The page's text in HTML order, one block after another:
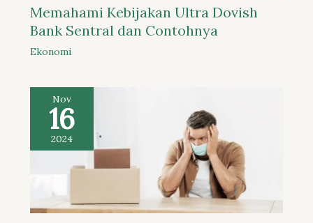
Memahami Kebijakan Ultra Dovish
Bank Sentral dan Contohnya
Ekonomi
Nov
16
2024